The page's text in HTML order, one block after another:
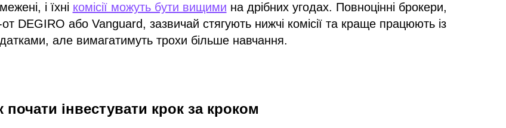
і їхні комісії можуть бути вищими на дрібних угодах. Повноцінні брокери,
от DEGIRO або Vanguard, зазвичай стягують нижчі комісії та краще працюють із
але вимагатимуть трохи більше навчання.
почати інвестувати крок за кроком